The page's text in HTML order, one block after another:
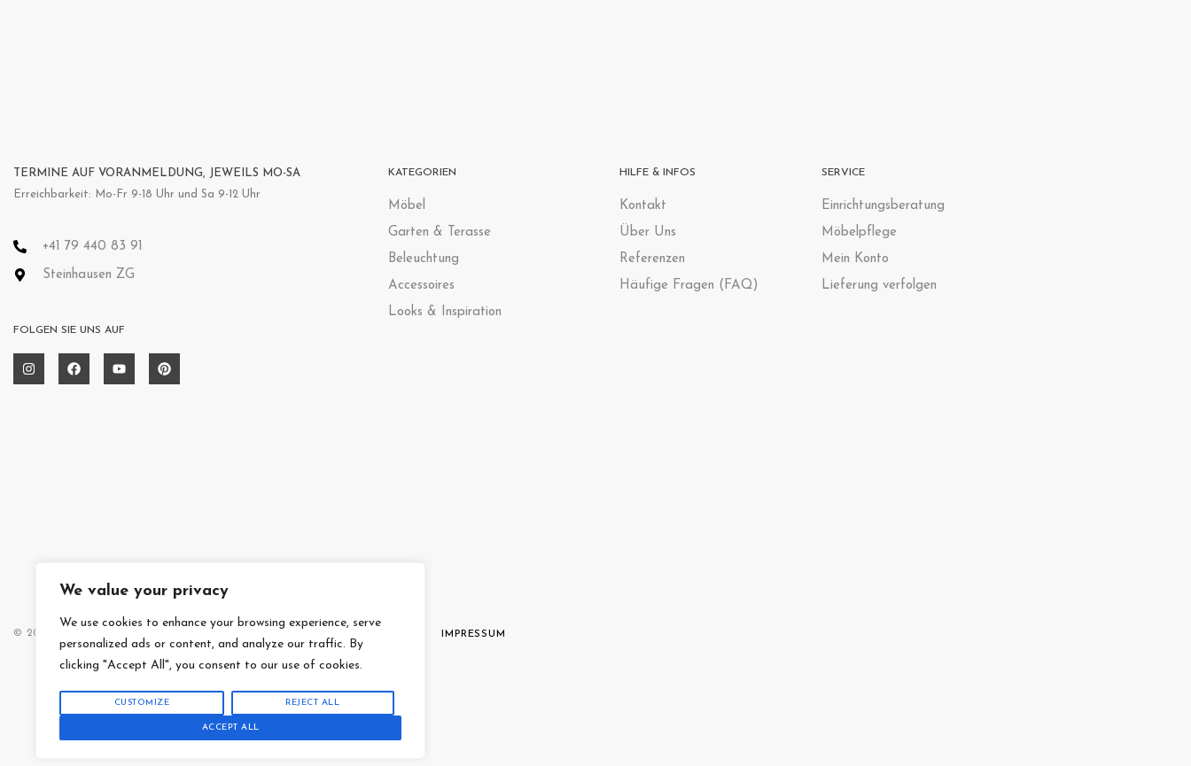
We value your privacy
We use cookies to enhance your browsing experience, serve
personalized ads or content, and analyze our traffic. By
clicking "Accept All", you consent to our use of cookies.
CUSTOMIZE REJECT ALL
ACCEPT ALL
TERMINE AUF VORANMELDUNG, JEWEILS MO-SA
Erreichbarkeit: Mo-Fr 9-18 Uhr und Sa 9-12 Uhr
+41 79 440 83 91
Steinhausen ZG
FOLGEN SIE UNS AUF
KATEGORIEN
Möbel
Garten & Terasse
Beleuchtung
Accessoires
Looks & Inspiration
HILFE & INFOS
Kontakt
Über Uns
Referenzen
Häufige Fragen (FAQ)
SERVICE
Einrichtungsberatung
Möbelpflege
Mein Konto
Lieferung verfolgen
© 2014 – 2025 MAISON RUIDINI IMPRESSUM